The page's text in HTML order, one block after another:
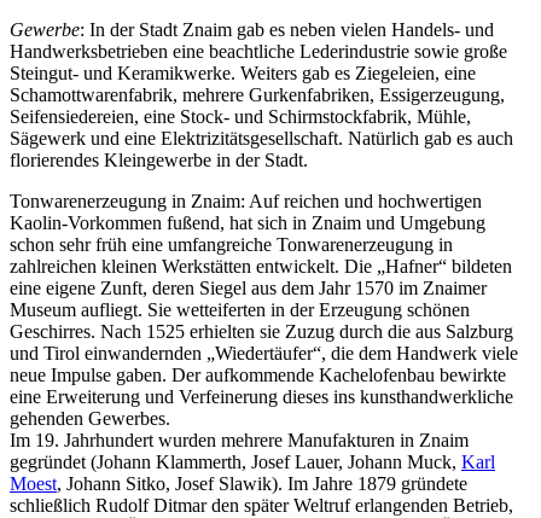
Gewerbe: In der Stadt Znaim gab es neben vielen Handels- und
Handwerksbetrieben eine beachtliche Lederindustrie sowie große
Steingut- und Keramikwerke. Weiters gab es Ziegeleien, eine
Schamottwarenfabrik, mehrere Gurkenfabriken, Essigerzeugung,
Seifensiedereien, eine Stock- und Schirmstockfabrik, Mühle,
Sägewerk und eine Elektrizitätsgesellschaft. Natürlich gab es auch
florierendes Kleingewerbe in der Stadt.
Tonwarenerzeugung in Znaim: Auf reichen und hochwertigen
Kaolin-Vorkommen fußend, hat sich in Znaim und Umgebung
schon sehr früh eine umfangreiche Tonwarenerzeugung in
zahlreichen kleinen Werkstätten entwickelt. Die „Hafner“ bildeten
eine eigene Zunft, deren Siegel aus dem Jahr 1570 im Znaimer
Museum aufliegt. Sie wetteiferten in der Erzeugung schönen
Geschirres. Nach 1525 erhielten sie Zuzug durch die aus Salzburg
und Tirol einwandernden „Wiedertäufer“, die dem Handwerk viele
neue Impulse gaben. Der aufkommende Kachelofenbau bewirkte
eine Erweiterung und Verfeinerung dieses ins kunsthandwerkliche
gehenden Gewerbes.
Im 19. Jahrhundert wurden mehrere Manufakturen in Znaim
gegründet (Johann Klammerth, Josef Lauer, Johann Muck, Karl
Moest, Johann Sitko, Josef Slawik). Im Jahre 1879 gründete
schließlich Rudolf Ditmar den später Weltruf erlangenden Betrieb,